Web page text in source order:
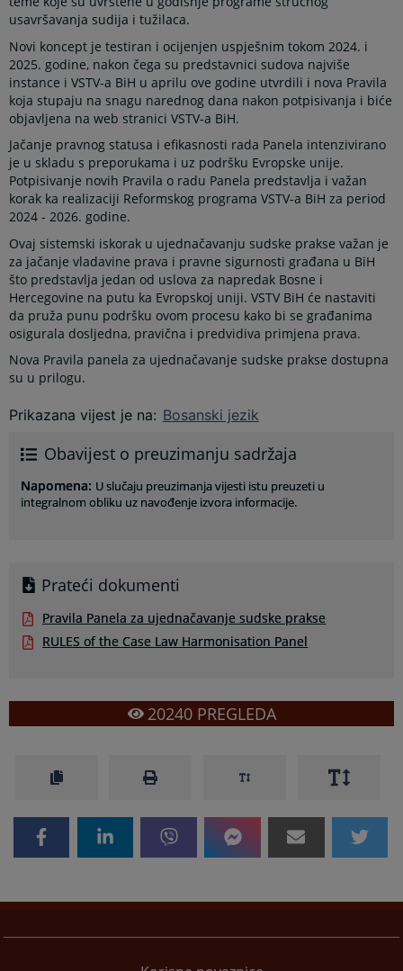
usavršavanja sudija i tužilaca.
Novi koncept je testiran i ocijenjen uspješnim tokom 2024. i
2025. godine, nakon čega su predstavnici sudova najviše
instance i VSTV-a BiH u aprilu ove godine utvrdili i nova Pravila
koja stupaju na snagu narednog dana nakon potpisivanja i biće
objavljena na web stranici VSTV-a BiH.
Jačanje pravnog statusa i efikasnosti rada Panela intenzivirano
je u skladu s preporukama i uz podršku Evropske unije.
Potpisivanje novih Pravila o radu Panela predstavlja i važan
korak ka realizaciji Reformskog programa VSTV-a BiH za period
2024 - 2026. godine.
Ovaj sistemski iskorak u ujednačavanju sudske prakse važan je
za jačanje vladavine prava i pravne sigurnosti građana u BiH
što predstavlja jedan od uslova za napredak Bosne i
Hercegovine na putu ka Evropskoj uniji. VSTV BiH će nastaviti
da pruža punu podršku ovom procesu kako bi se građanima
osigurala dosljedna, pravična i predvidiva primjena prava.
Nova Pravila panela za ujednačavanje sudske prakse dostupna
su u prilogu.
Prikazana vijest je na: Bosanski jezik
Obavijest o preuzimanju sadržaja
Napomena: U slučaju preuzimanja vijesti istu preuzeti u
integralnom obliku uz navođenje izvora informacije.
Prateći dokumenti
Pravila Panela za ujednačavanje sudske prakse
RULES of the Case Law Harmonisation Panel
20240PREGLEDA